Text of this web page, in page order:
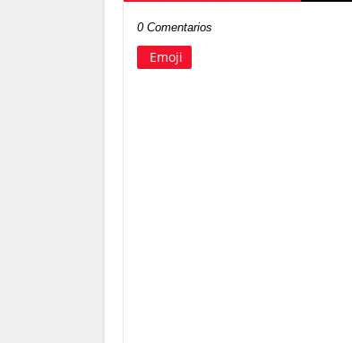
0 Comentarios
Emoji